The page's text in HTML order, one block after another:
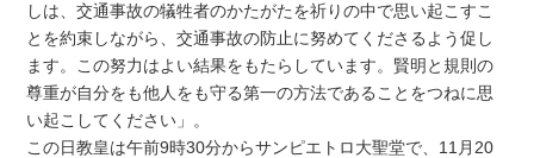
しは、交通事故の犠牲者のかたがたを祈りの中で思い起こすこ
とを約束しながら、交通事故の防止に努めてくださるよう促し
ます。この努力はよい結果をもたらしています。賢明と規則の
尊重が自分をも他人をも守る第一の方法であることをつねに思
い起こしてください」。
この日教皇は午前9時30分からサンピエトロ大聖堂で、11月20